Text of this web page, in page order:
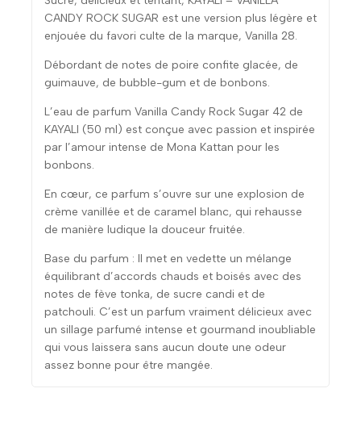
CANDY ROCK SUGAR est une version plus légère et
enjouée du favori culte de la marque, Vanilla 28.
Débordant de notes de poire confite glacée, de
guimauve, de bubble-gum et de bonbons.
L’eau de parfum Vanilla Candy Rock Sugar 42 de
KAYALI (50 ml) est conçue avec passion et inspirée
par l’amour intense de Mona Kattan pour les
bonbons.
En cœur, ce parfum s’ouvre sur une explosion de
crème vanillée et de caramel blanc, qui rehausse
de manière ludique la douceur fruitée.
Base du parfum : Il met en vedette un mélange
équilibrant d’accords chauds et boisés avec des
notes de fève tonka, de sucre candi et de
patchouli. C’est un parfum vraiment délicieux avec
un sillage parfumé intense et gourmand inoubliable
qui vous laissera sans aucun doute une odeur
assez bonne pour être mangée.